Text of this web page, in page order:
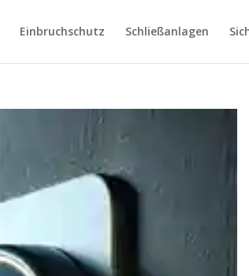
Einbruchschutz Schließanlagen